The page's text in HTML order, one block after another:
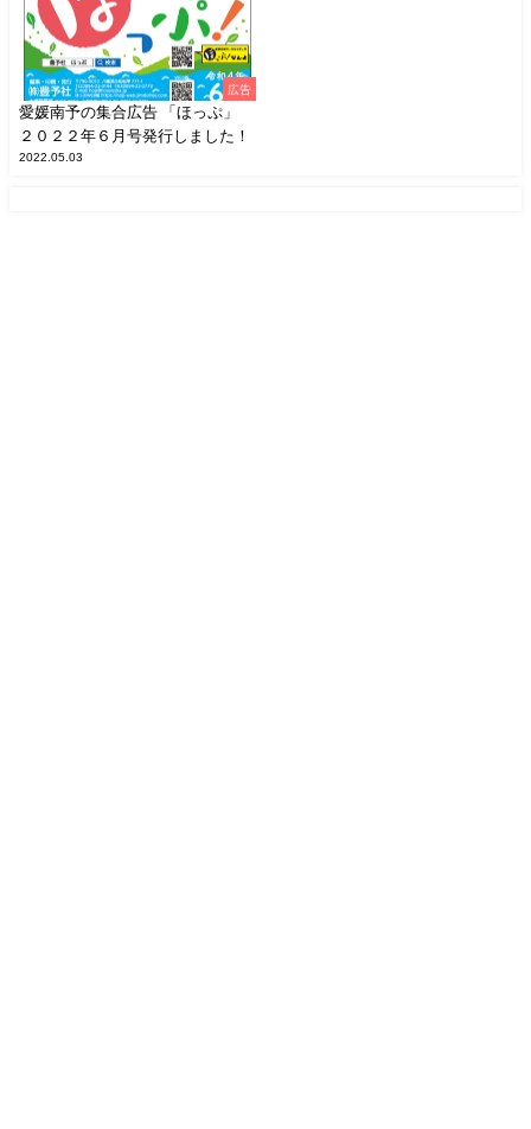
広告
愛媛南予の集合広告 「ほっぷ」
２０２２年６月号発行しました！
2022.05.03